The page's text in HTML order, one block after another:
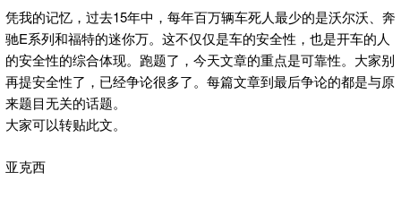
凭我的记忆，过去15年中，每年百万辆车死人最少的是沃尔沃、奔
驰E系列和福特的迷你万。这不仅仅是车的安全性，也是开车的人
的安全性的综合体现。跑题了，今天文章的重点是可靠性。大家别
再提安全性了，已经争论很多了。每篇文章到最后争论的都是与原
来题目无关的话题。
大家可以转贴此文。
亚克西